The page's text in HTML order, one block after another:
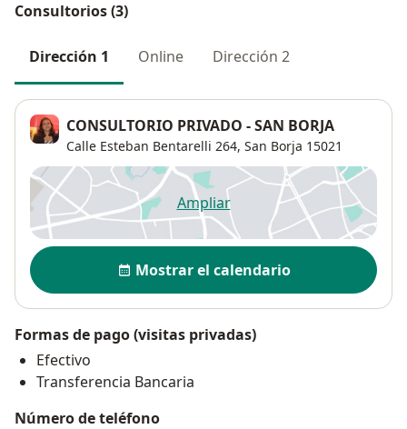
Consultorios (3)
Dirección 1 Online Dirección 2
CONSULTORIO PRIVADO - SAN BORJA
Calle Esteban Bentarelli 264, San Borja 15021
Ampliarse abre en una nueva
Disponibilidad
Mostrar el calendario
Formas de pago (visitas privadas)
Efectivo
Transferencia Bancaria
Número de teléfono